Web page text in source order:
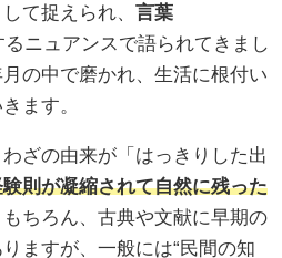
て捉えられ、 言葉
るニュアンスで語られてきまし
の中で磨かれ、生活に根付い
ます。
ざの由来が「はっきりした出
則が凝縮されて自然に残った
ちろん、古典や文献に早期の
ますが、一般には“民間の知